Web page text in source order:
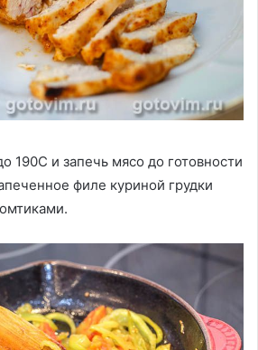
190С и запечь мясо до готовности
филе куриной грудки